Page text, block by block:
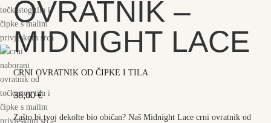
OVRATNIK –
MIDNIGHT LACE
CRNI OVRATNIK OD ČIPKE I TILA
38,00€
Zašto bi tvoj dekolte bio običan? Naš Midnight Lace crni ovratnik od